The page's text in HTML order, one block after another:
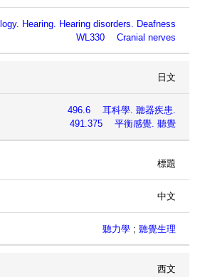
Hearing. Hearing disorders. Deafness
WL330 Cranial nerves
日文
496.6 耳科學. 聽器疾患.
491.375 平衡感覺. 聽覺
標題
中文
聽力學 ; 聽覺生理
西文